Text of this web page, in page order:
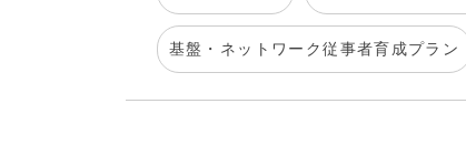
基盤・ネットワーク従事者育成プラン